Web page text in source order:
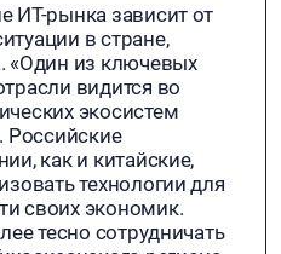
ИТ-рынка зависит от
в стране,
«Один из ключевых
видится во
экосистем
Российские
как и китайские,
технологии для
своих экономик.
тесно сотрудничать